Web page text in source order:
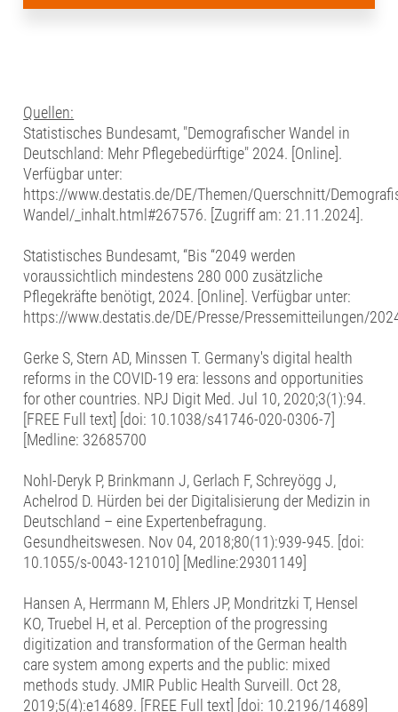
Quellen:
Statistisches Bundesamt, "Demografischer Wandel in
Deutschland: Mehr Pflegebedürftige" 2024. [Online].
Verfügbar unter:
https://www.destatis.de/DE/Themen/Querschnitt/
Wandel/_inhalt.html#267576. [Zugriff am: 21.11.2024].
Statistisches Bundesamt, “Bis “2049 werden
voraussichtlich mindestens 280 000 zusätzliche
Pflegekräfte benötigt, 2024. [Online]. Verfügbar unter:
https://www.destatis.de/DE/Presse/Pressemitteilungen/
Gerke S, Stern AD, Minssen T. Germany's digital health
reforms in the COVID-19 era: lessons and opportunities
for other countries. NPJ Digit Med. Jul 10, 2020;3(1):94.
[FREE Full text] [doi: 10.1038/s41746-020-0306-7]
[Medline: 32685700
Nohl-Deryk P, Brinkmann J, Gerlach F, Schreyögg J,
Achelrod D. Hürden bei der Digitalisierung der Medizin in
Deutschland – eine Expertenbefragung.
Gesundheitswesen. Nov 04, 2018;80(11):939-945. [doi:
10.1055/s-0043-121010] [Medline:29301149]
Hansen A, Herrmann M, Ehlers JP, Mondritzki T, Hensel
KO, Truebel H, et al. Perception of the progressing
digitization and transformation of the German health
care system among experts and the public: mixed
methods study. JMIR Public Health Surveill. Oct 28,
2019;5(4):e14689. [FREE Full text] [doi: 10.2196/14689]